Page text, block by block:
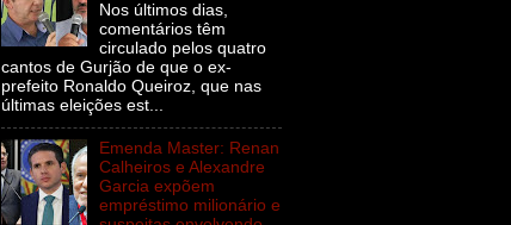
Nos últimos dias,
comentários têm
circulado pelos quatro
cantos de Gurjão de que o ex-
prefeito Ronaldo Queiroz, que nas
últimas eleições est...
Emenda Master: Renan
Calheiros e Alexandre
Garcia expõem
empréstimo milionário e